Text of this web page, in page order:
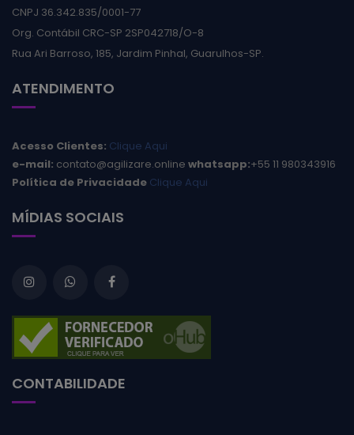
CNPJ 36.342.835/0001-77
Org. Contábil CRC-SP 2SP042718/O-8
Rua Ari Barroso, 185, Jardim Pinhal, Guarulhos-SP.
ATENDIMENTO
Acesso Clientes: Clique Aqui
e-mail: contato@agilizare.online whatsapp:+55 11 980343916
Política de Privacidade Clique Aqui
MÍDIAS SOCIAIS
CONTABILIDADE